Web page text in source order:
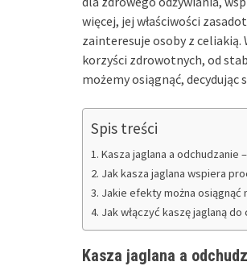
więcej, jej właściwości
zainteresuje osoby z celiakią.
korzyści zdrowotnych, od
możemy osiągnąć, decydując
Spis treści
Kasza jaglana a
Jak kasza jaglana wspiera
Jakie efekty można osiągnąć
Jak włączyć kaszę jaglaną
Kasza jaglana a